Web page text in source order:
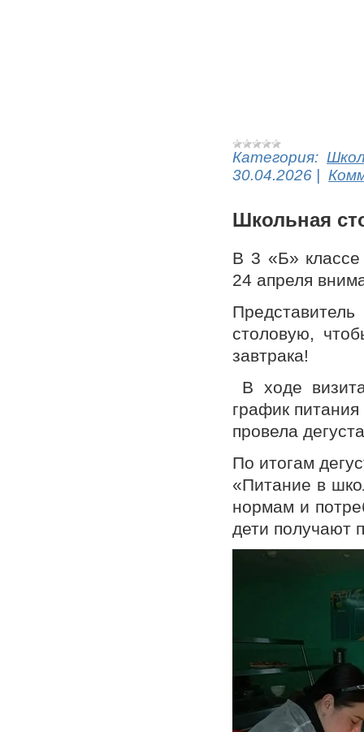
Категория:
30.04.2026
Школьная
В 3 «Б» классе
24 апреля
столовую,
завтрака!
В ходе
график
провела
По итогам
«Питание в
нормам и
дети получают